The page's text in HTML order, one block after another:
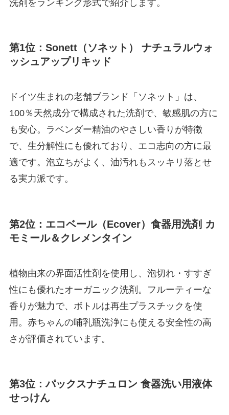
洗剤をランキング形式で紹介します。
第1位：Sonett（ソネット） ナチュラルウォ
ッシュアップリキッド
ドイツ生まれの老舗ブランド「ソネット」は、
100％天然成分で構成された洗剤で、敏感肌の方に
も安心。ラベンダー精油のやさしい香りが特徴
で、生分解性にも優れており、エコ志向の方に最
適です。泡立ちがよく、油汚れもスッキリ落とせ
る実力派です。
第2位：エコベール（Ecover）食器用洗剤 カ
モミール＆クレメンタイン
植物由来の界面活性剤を使用し、泡切れ・すすぎ
性にも優れたオーガニック洗剤。フルーティーな
香りが魅力で、ボトルは再生プラスチックを使
用。赤ちゃんの哺乳瓶洗浄にも使える安全性の高
さが評価されています。
第3位：パックスナチュロン 食器洗い用液体
せっけん